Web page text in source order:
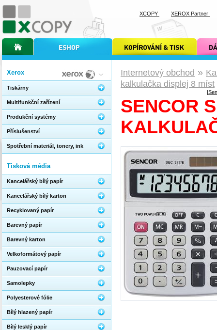
Internetový obchod »
kalkulačka displej 8 míst
|
SENCOR
Xerox
Tiskárny
Multifunkční zařízení
Produkční systémy
Příslušenství
Spotřební materiál, tonery, ink
Tisková média
Kancelářský bílý papír
Kancelářský bílý karton
Recyklovaný papír
Barevný papír
Barevný karton
Velkoformátový papír
Pauzovací papír
Samolepky
Polyesterové fólie
Bílý hlazený papír
Bílý lesklý papír
úvodní stránka xcopyinternetový obchod xcopy kopírování a tisk xcopy dárkové
XCOPY XEROX Partner